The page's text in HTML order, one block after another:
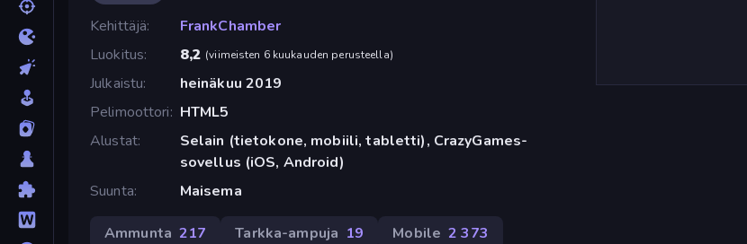
Kehittäjä
FrankChamber
Luokitus
8,2 (viimeisten 6 kuukauden perusteella)
Julkaistu
heinäkuu 2019
Pelimoottori
HTML5
Alustat
Selain (tietokone, mobiili, tabletti), CrazyGames-
sovellus (iOS, Android)
Suunta
Maisema
Ammunta 217 Tarkka-ampuja 19 Mobile 2 373